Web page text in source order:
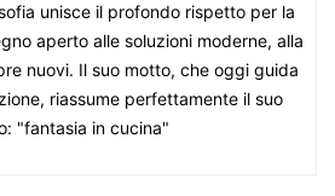
unisce il profondo rispetto per la
aperto alle soluzioni moderne, alla
nuovi. Il suo motto, che oggi guida
riassume perfettamente il suo
"fantasia in cucina"